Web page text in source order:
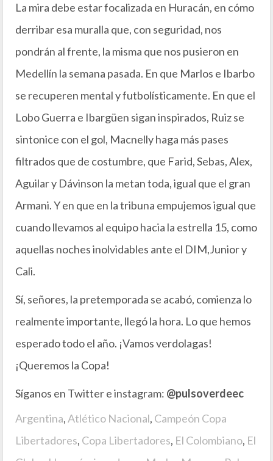
La mira debe estar focalizada en Huracán, en cómo
derribar esa muralla que, con seguridad, nos
pondrán al frente, la misma que nos pusieron en
Medellín la semana pasada. En que Marlos e Ibarbo
se recuperen mental y futbolísticamente. En que el
Lobo Guerra e Ibargüen sigan inspirados, Ruiz se
sintonice con el gol, Macnelly haga más pases
filtrados que de costumbre, que Farid, Sebas, Alex,
Aguilar y Dávinson la metan toda, igual que el gran
Armani. Y en que en la tribuna empujemos igual que
cuando llevamos al equipo hacia la estrella 15, como
aquellas noches inolvidables ante el DIM,Junior y
Cali.
Sí, señores, la pretemporada se acabó, comienza lo
realmente importante, llegó la hora. Lo que hemos
esperado todo el año. ¡Vamos verdolagas!
¡Queremos la Copa!
Síganos en Twitter e instagram: @pulsoverdeec
Argentina,Atlético Nacional, Campeón Copa
Libertadores, Copa Libertadores, El Colombiano, El